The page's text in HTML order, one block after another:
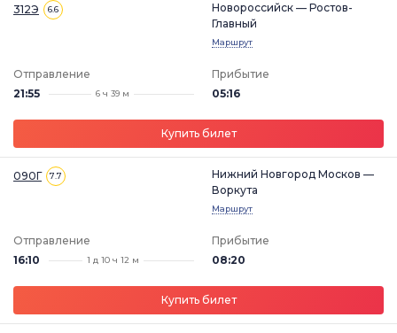
312Э 6.6
Новороссийск — Ростов-
Главный
Маршрут
Отправление
21:55
6 ч 39 м
Прибытие
05:16
Купить билет
090Г 7.7
Нижний Новгород Москов —
Воркута
Маршрут
Отправление
16:10
1 д 10 ч 12 м
Прибытие
08:20
Купить билет